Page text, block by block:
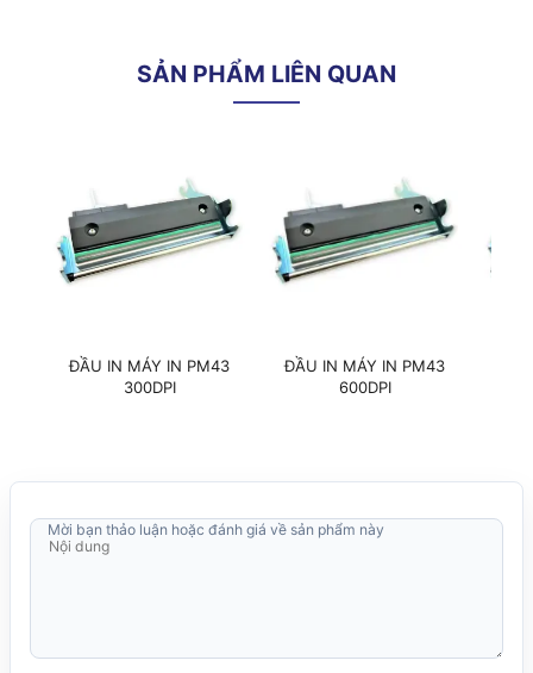
SẢN PHẨM LIÊN QUAN
ĐẦU IN MÁY IN PM43
300DPI
ĐẦU IN MÁY IN PM43
600DPI
Mời bạn thảo luận hoặc đánh giá về sản phẩm này